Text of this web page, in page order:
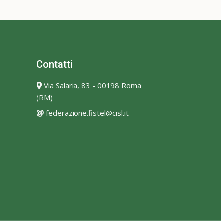
Contatti
Via Salaria, 83 - 00198 Roma
(RM)
federazione.fistel@cisl.it